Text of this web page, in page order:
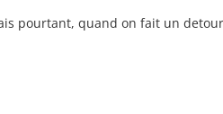
pourtant, quand on fait un